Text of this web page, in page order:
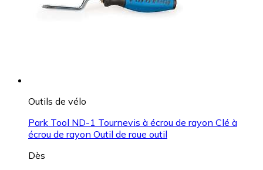
Outils de vélo
Park Tool ND-1 Tournevis à écrou de rayon Clé à
écrou de rayon Outil de roue outil
Dès